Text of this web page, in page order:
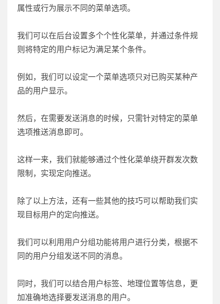
属性或行为展示不同的菜单选项。
我们可以在后台设置多个个性化菜单，并通过条件规
则将特定的用户标记为满足某个条件。
例如，我们可以设定一个菜单选项只对已购买某种产
品的用户显示。
然后，在需要发送消息的时候，只需针对特定的菜单
选项推送消息即可。
这样一来，我们就能够通过个性化菜单绕开群发次数
限制，实现定向推送。
除了以上方法，还有一些其他的技巧可以帮助我们实
现目标用户的定向推送。
我们可以利用用户分组功能将用户进行分类，根据不
同的用户分组发送不同的消息。
同时，我们可以结合用户标签、地理位置等信息，更
加准确地选择要发送消息的用户。